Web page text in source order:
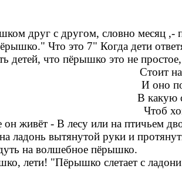
друг с другом, словно месяц ,-
Что это 7" Когда дети
детей, что пёрышко это не
Стоит
И оно
В какую
Чтоб
живёт - В лесу или на птичьем
ладонь вытянутой руки и
на волшебное пёрышко.
лети! "Пёрышко слетает с